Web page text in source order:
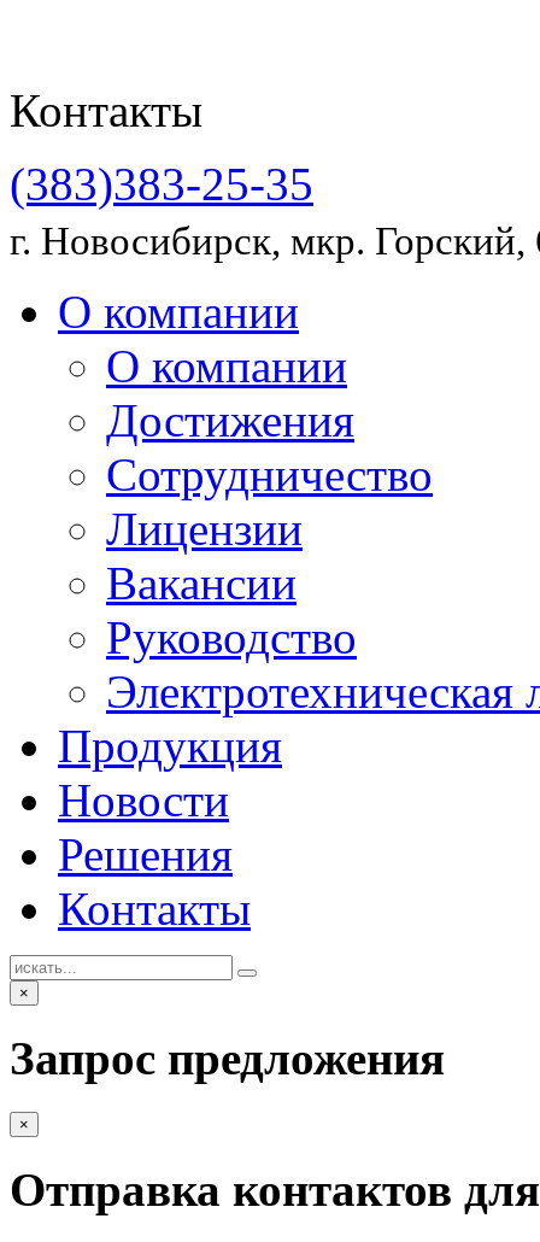
Контакты
(383)383-25-35
г. Новосибирск, мкр.
О компании
О компании
Достижения
Сотрудничество
Лицензии
Вакансии
Руководство
Электротехническая
Продукция
Новости
Решения
Контакты
×
Запрос предложения
×
Отправка контактов